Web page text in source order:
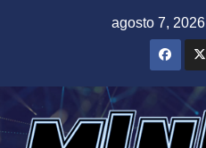
agosto 7, 2026